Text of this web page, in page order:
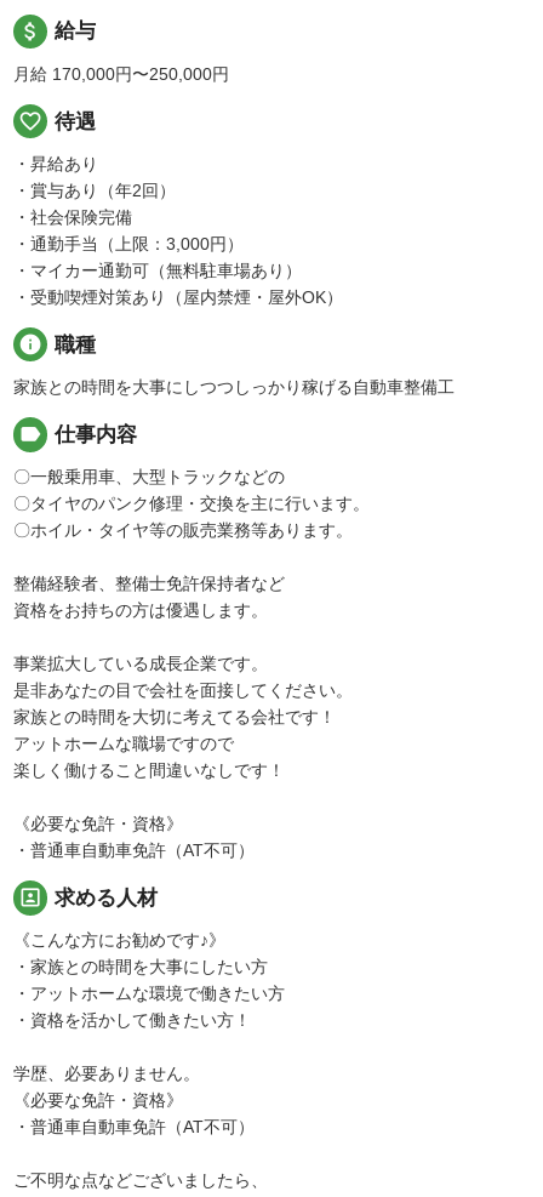
attach_money 給与
月給 170,000円〜250,000円
favorite_border 待遇
・昇給あり
・賞与あり（年2回）
・社会保険完備
・通勤手当（上限：3,000円）
・マイカー通勤可（無料駐車場あり）
・受動喫煙対策あり（屋内禁煙・屋外OK）
info 職種
家族との時間を大事にしつつしっかり稼げる自動車整備工
label 仕事内容
〇一般乗用車、大型トラックなどの
〇タイヤのパンク修理・交換を主に行います。
〇ホイル・タイヤ等の販売業務等あります。
整備経験者、整備士免許保持者など
資格をお持ちの方は優遇します。
事業拡大している成長企業です。
是非あなたの目で会社を面接してください。
家族との時間を大切に考えてる会社です！
アットホームな職場ですので
楽しく働けること間違いなしです！
《必要な免許・資格》
・普通車自動車免許（AT不可）
portrait 求める人材
《こんな方にお勧めです♪》
・家族との時間を大事にしたい方
・アットホームな環境で働きたい方
・資格を活かして働きたい方！
学歴、必要ありません。
《必要な免許・資格》
・普通車自動車免許（AT不可）
ご不明な点などございましたら、